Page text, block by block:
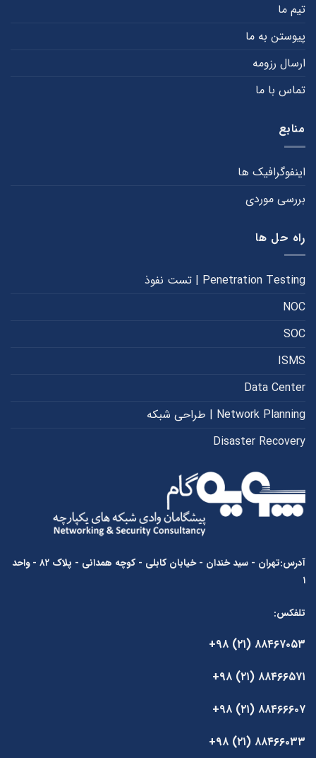
تیم ما
پیوستن به ما
ارسال رزومه
تماس با ما
منابع
اینفوگرافیک ها
بررسی موردی
راه حل ها
Penetration Testing | تست نفوذ
NOC
SOC
ISMS
Data Center
Network Planning | طراحی شبکه
Disaster Recovery
آدرس:تهران - سید خندان - خیابان کابلی - کوچه همدانی - پلاک ۸۲ - واحد
۱
تلفکس:
۸۸۴۶۷۰۵۳ (۲۱) ۹۸+
۸۸۴۶۶۵۷۱ (۲۱) ۹۸+
۸۸۴۶۶۶۰۷ (۲۱) ۹۸+
۸۸۴۶۶۰۳۳ (۲۱) ۹۸+